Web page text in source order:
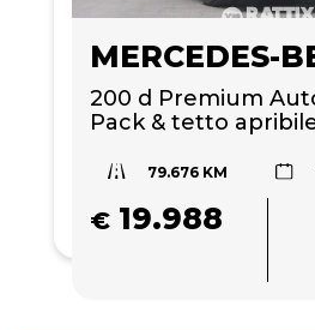
200 d Premium
Pack & tetto
79.676 KM
€ 19.988